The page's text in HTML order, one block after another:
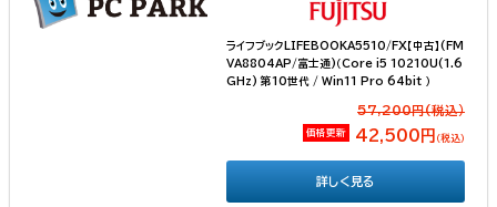
ライフブックLIFEBOOKA5510/FX【中古】(FM
VA8804AP/富士通)（Core i5 10210U(1.6
GHz) 第10世代 / Win11 Pro 64bit ）
57,200円(税込）
価格更新 42,500円 （税込）
詳しく見る